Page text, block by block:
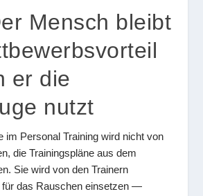
Mensch bleibt
er die
nutzt
im Personal Training wird nicht von
die Trainingspläne aus dem
Sie wird von den Trainern
für das Rauschen einsetzen —